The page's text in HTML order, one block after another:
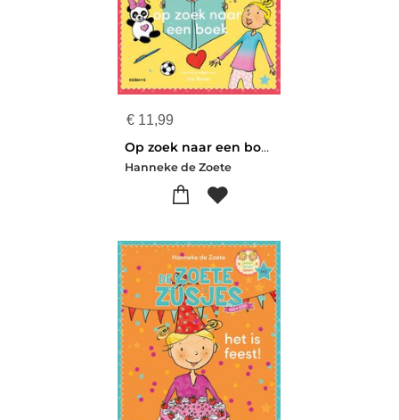
€ 11,99
Op zoek naar een boek
Hanneke de Zoete